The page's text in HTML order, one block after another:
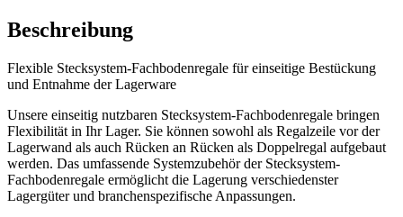
Beschreibung
Flexible Stecksystem-Fachbodenregale für einseitige Bestückung
und Entnahme der Lagerware
Unsere einseitig nutzbaren Stecksystem-Fachbodenregale bringen
Flexibilität in Ihr Lager. Sie können sowohl als Regalzeile vor der
Lagerwand als auch Rücken an Rücken als Doppelregal aufgebaut
werden. Das umfassende Systemzubehör der Stecksystem-
Fachbodenregale ermöglicht die Lagerung verschiedenster
Lagergüter und branchenspezifische Anpassungen.